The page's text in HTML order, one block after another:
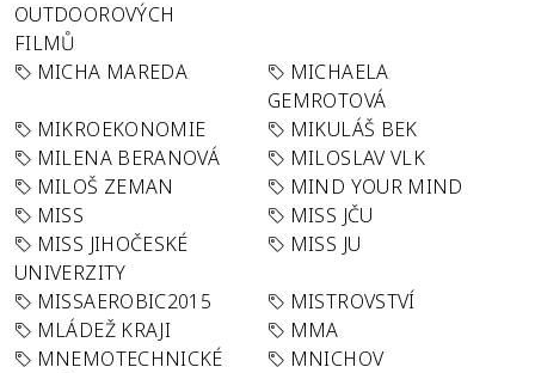
OUTDOOROVÝCH
FILMŮ
MICHA MAREDA
MICHAELA
GEMROTOVÁ
MIKROEKONOMIE
MIKULÁŠ BEK
MILENA BERANOVÁ
MILOSLAV VLK
MILOŠ ZEMAN
MIND YOUR MIND
MISS
MISS JČU
MISS JIHOČESKÉ
UNIVERZITY
MISS JU
MISSAEROBIC2015
MISTROVSTVÍ
MLÁDEŽ KRAJI
MMA
MNEMOTECHNICKÉ
MNICHOV